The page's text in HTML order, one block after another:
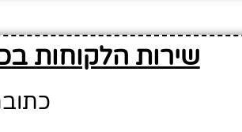
שירות הלקוחות